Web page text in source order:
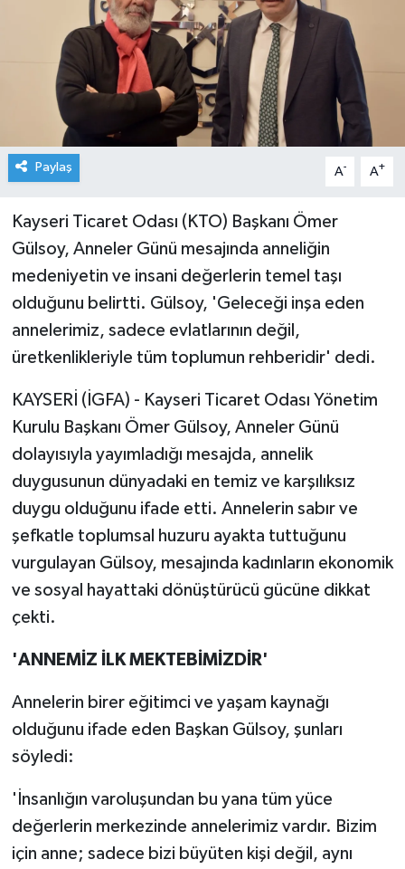
Paylaş A- A+
Kayseri Ticaret Odası (KTO) Başkanı Ömer
Gülsoy, Anneler Günü mesajında anneliğin
medeniyetin ve insani değerlerin temel taşı
olduğunu belirtti. Gülsoy, 'Geleceği inşa eden
annelerimiz, sadece evlatlarının değil,
üretkenlikleriyle tüm toplumun rehberidir' dedi.
KAYSERİ (İGFA) - Kayseri Ticaret Odası Yönetim
Kurulu Başkanı Ömer Gülsoy, Anneler Günü
dolayısıyla yayımladığı mesajda, annelik
duygusunun dünyadaki en temiz ve karşılıksız
duygu olduğunu ifade etti. Annelerin sabır ve
şefkatle toplumsal huzuru ayakta tuttuğunu
vurgulayan Gülsoy, mesajında kadınların ekonomik
ve sosyal hayattaki dönüştürücü gücüne dikkat
çekti.
'ANNEMİZ İLK MEKTEBİMİZDİR'
Annelerin birer eğitimci ve yaşam kaynağı
olduğunu ifade eden Başkan Gülsoy, şunları
söyledi:
'İnsanlığın varoluşundan bu yana tüm yüce
değerlerin merkezinde annelerimiz vardır. Bizim
için anne; sadece bizi büyüten kişi değil, aynı